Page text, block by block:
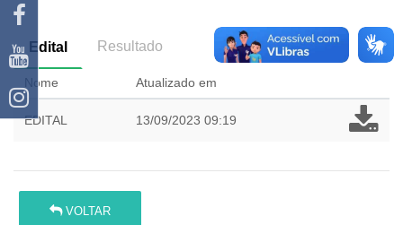
Edital Resultado
Nome Atualizado em
EDITAL 13/09/2023 09:19
VOLTAR